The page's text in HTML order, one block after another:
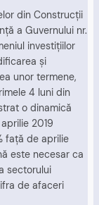
din Construcţii
a Guvernului nr.
investiţiilor
şi
unor termene,
4 luni din
o dinamică
2019
faţă de aprilie
este necesar ca
sectorului
de afaceri